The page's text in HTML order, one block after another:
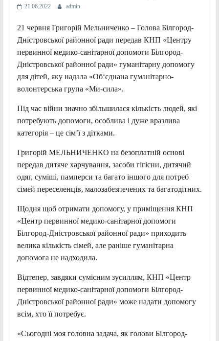
21.06.2022 admin
21 червня Григорій Мельниченко – Голова Білгород-
Дністровської районної ради передав КНП «Центру
первинної медико-санітарної допомоги Білгород-
Дністровської районної ради» гуманітарну допомогу
для дітей, яку надала «Об‘єднана гуманітарно-
волонтерська група «Ми-сила».
Під час війни значно збільшилася кількість людей, які
потребують допомоги, особлива і дуже вразлива
категорія – це сім’ї з дітками.
Григорій МЕЛЬНИЧЕНКО на безоплатній основі
передав дитяче харчування, засоби гігієни, дитячий
одяг, суміші, памперси та багато іншого для потреб
сімей переселенців, малозабезпечених та багатодітних.
Щодня щоб отримати допомогу, у приміщення КНП
«Центр первинної медико-санітарної допомоги
Білгород-Дністровської районної ради» приходить
велика кількість сімей, але раніше гуманітарна
допомога не надходила.
Відтепер, завдяки сумісним зусиллям, КНП «Центр
первинної медико-санітарної допомоги Білгород-
Дністровської районної ради» може надати допомогу
всім, хто її потребує.
«Сьогодні моя головна задача, як голови Білгород-